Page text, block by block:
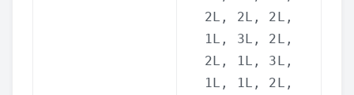
2L, 2L, 2L,
1L, 3L, 2L,
2L, 1L, 3L,
1L, 1L, 2L,